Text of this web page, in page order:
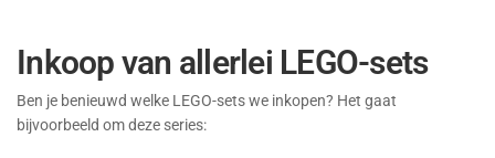
Inkoop van allerlei LEGO-sets
Ben je benieuwd welke LEGO-sets we inkopen? Het gaat
bijvoorbeeld om deze series: